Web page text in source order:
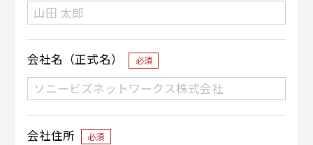
会社名（正式名） 必須
会社住所 必須